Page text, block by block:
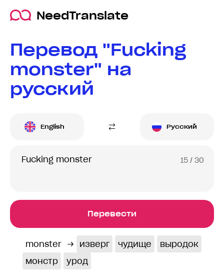
NeedTranslate
Перевод "Fucking
monster" на
русский
English Русский
15 / 30
Перевести
monster → изверг чудище
выродок
монстр
урод